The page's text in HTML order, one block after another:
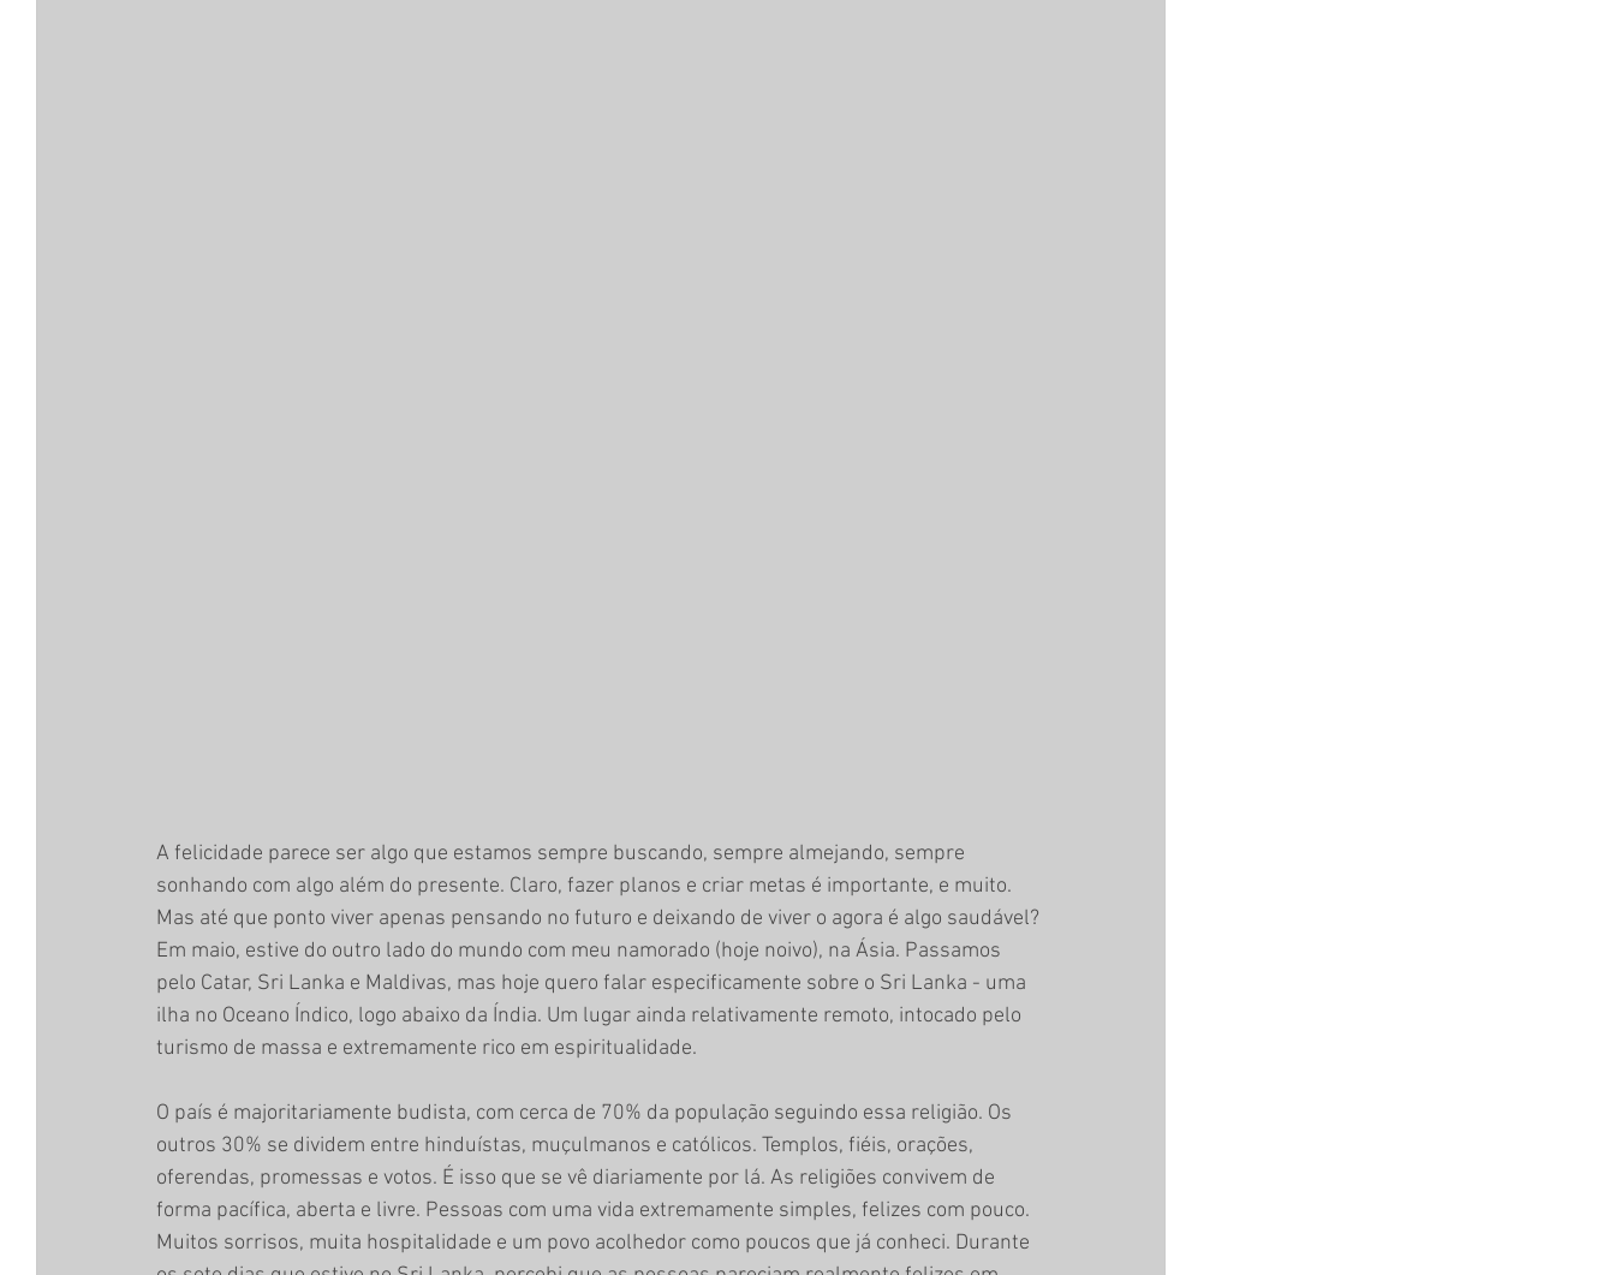
A felicidade parece ser algo que estamos sempre buscando, sempre almejando, sempre
sonhando com algo além do presente. Claro, fazer planos e criar metas é importante, e muito.
Mas até que ponto viver apenas pensando no futuro e deixando de viver o agora é algo saudável?
Em maio, estive do outro lado do mundo com meu namorado (hoje noivo), na Ásia. Passamos
pelo Catar, Sri Lanka e Maldivas, mas hoje quero falar especificamente sobre o Sri Lanka - uma
ilha no Oceano Índico, logo abaixo da Índia. Um lugar ainda relativamente remoto, intocado pelo
turismo de massa e extremamente rico em espiritualidade.
O país é majoritariamente budista, com cerca de 70% da população seguindo essa religião. Os
outros 30% se dividem entre hinduístas, muçulmanos e católicos. Templos, fiéis, orações,
oferendas, promessas e votos. É isso que se vê diariamente por lá. As religiões convivem de
forma pacífica, aberta e livre. Pessoas com uma vida extremamente simples, felizes com pouco.
Muitos sorrisos, muita hospitalidade e um povo acolhedor como poucos que já conheci. Durante